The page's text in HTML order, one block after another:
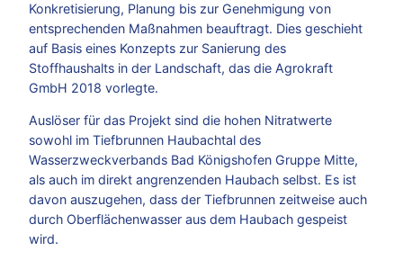
Konkretisierung, Planung bis zur Genehmigung von
entsprechenden Maßnahmen beauftragt. Dies geschieht
auf Basis eines Konzepts zur Sanierung des
Stoffhaushalts in der Landschaft, das die Agrokraft
GmbH 2018 vorlegte.
Auslöser für das Projekt sind die hohen Nitratwerte
sowohl im Tiefbrunnen Haubachtal des
Wasserzweckverbands Bad Königshofen Gruppe Mitte,
als auch im direkt angrenzenden Haubach selbst. Es ist
davon auszugehen, dass der Tiefbrunnen zeitweise auch
durch Oberflächenwasser aus dem Haubach gespeist
wird.